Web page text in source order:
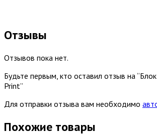
Отзывы
Отзывов пока нет.
Будьте первым, кто оставил отзыв на
Print”
Для отправки отзыва вам необходимо
Похожие товары